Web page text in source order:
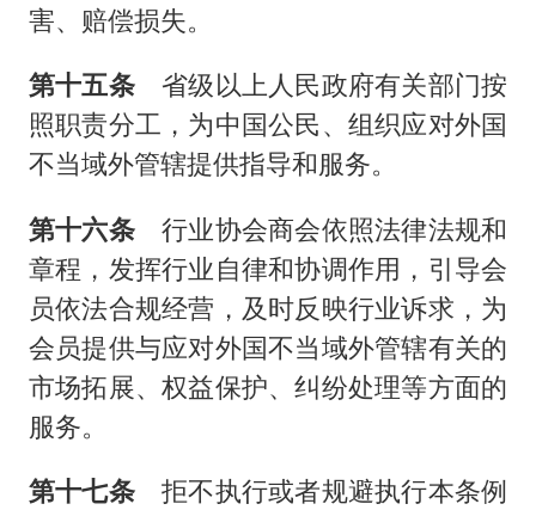
害、赔偿损失。
第十五条省级以上人民政府有关部门按
照职责分工，为中国公民、组织应对外国
不当域外管辖提供指导和服务。
第十六条行业协会商会依照法律法规和
章程，发挥行业自律和协调作用，引导会
员依法合规经营，及时反映行业诉求，为
会员提供与应对外国不当域外管辖有关的
市场拓展、权益保护、纠纷处理等方面的
服务。
第十七条拒不执行或者规避执行本条例